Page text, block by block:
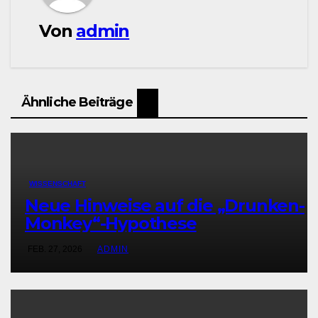
Von admin
Ähnliche Beiträge
WISSENSCHAFT
Neue Hinweise auf die „Drunken-
Monkey“-Hypothese
ADMIN